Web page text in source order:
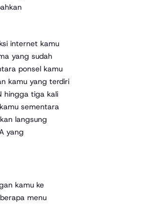
internet kamu
yang sudah
ponsel kamu
kamu yang terdiri
hingga tiga kali
sementara
langsung
yang
kamu ke
menu